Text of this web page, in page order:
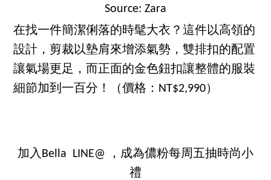
Source: Zara
在找一件簡潔俐落的時髦大衣？這件以高領的
設計，剪裁以墊肩來增添氣勢，雙排扣的配置
讓氣場更足，而正面的金色鈕扣讓整體的服裝
細節加到一百分！（價格：NT$2,990）
加入Bella LINE@ ，成為儂粉每周五抽時尚小
禮